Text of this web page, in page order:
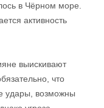
в Чёрном море.
активность
выискивают
что
удары, возможны